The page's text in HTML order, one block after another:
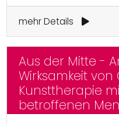
mehr Details
Aus der Mitte -
Wirksamkeit
Kunsttherapie
betroffenen